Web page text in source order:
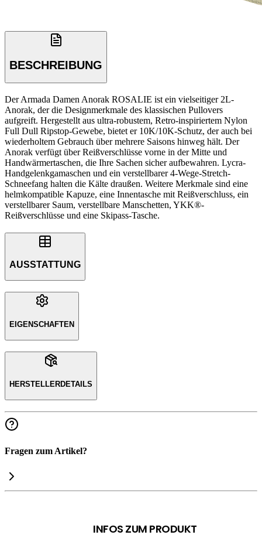
BESCHREIBUNG
Der Armada Damen Anorak ROSALIE ist ein vielseitiger 2L-
Anorak, der die Designmerkmale des klassischen Pullovers
aufgreift. Hergestellt aus ultra-robustem, Retro-inspiriertem Nylon
Full Dull Ripstop-Gewebe, bietet er 10K/10K-Schutz, der auch bei
wiederholtem Gebrauch über mehrere Saisons hinweg hält. Der
Anorak verfügt über Reißverschlüsse vorne in der Mitte und
Handwärmertaschen, die Ihre Sachen sicher aufbewahren. Lycra-
Handgelenkgamaschen und ein verstellbarer 4-Wege-Stretch-
Schneefang halten die Kälte draußen. Weitere Merkmale sind eine
helmkompatible Kapuze, eine Innentasche mit Reißverschluss, ein
verstellbarer Saum, verstellbare Manschetten, YKK®-
Reißverschlüsse und eine Skipass-Tasche.
AUSSTATTUNG
EIGENSCHAFTEN
HERSTELLERDETAILS
Fragen zum Artikel?
INFOS ZUM PRODUKT